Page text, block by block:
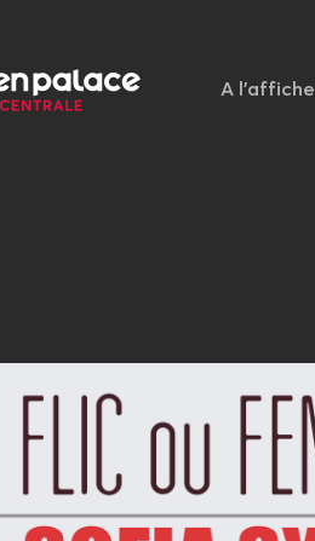
A l'affiche